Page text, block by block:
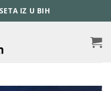
IZ U BIH